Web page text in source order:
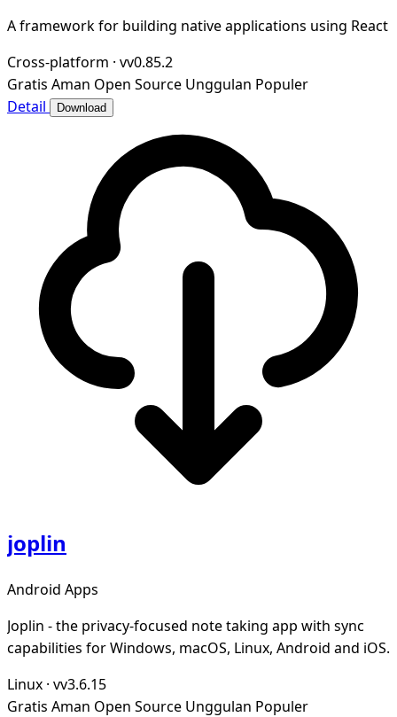
A framework for building native applications using React
Cross-platform · vv0.85.2
Gratis Aman Open Source Unggulan Populer
Detail
Download
joplin
Android Apps
Joplin - the privacy-focused note taking app with sync
capabilities for Windows, macOS, Linux, Android and iOS.
Linux · vv3.6.15
Gratis Aman Open Source Unggulan Populer